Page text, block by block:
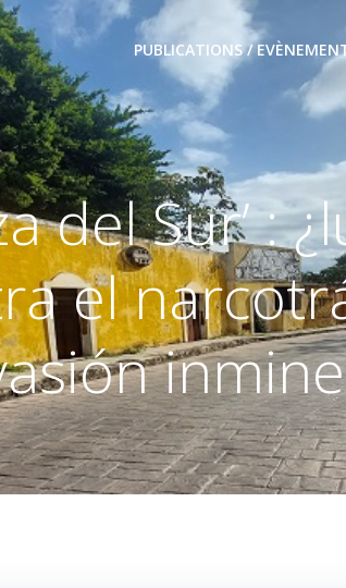
PUBLICATIONS /
del Sur’ :
el